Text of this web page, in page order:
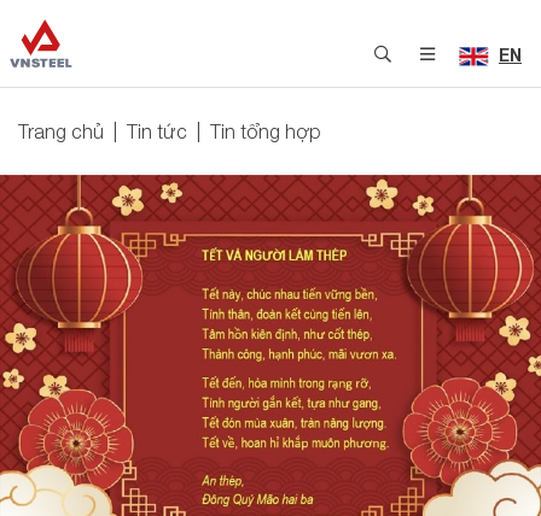
EN
Trang chủ Tin tức Tin tổng hợp